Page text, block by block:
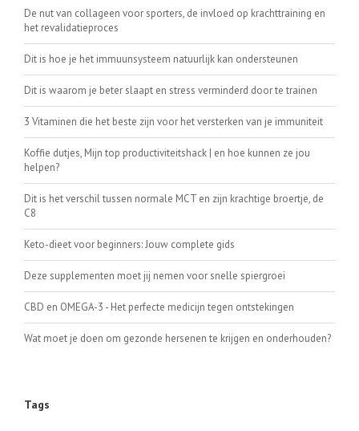
De nut van collageen voor sporters, de invloed op krachttraining en
het revalidatieproces
Dit is hoe je het immuunsysteem natuurlijk kan ondersteunen
Dit is waarom je beter slaapt en stress verminderd door te trainen
3 Vitaminen die het beste zijn voor het versterken van je immuniteit
Koffie dutjes, Mijn top productiviteitshack | en hoe kunnen ze jou
helpen?
Dit is het verschil tussen normale MCT en zijn krachtige broertje, de
C8
Keto-dieet voor beginners: Jouw complete gids
Deze supplementen moet jij nemen voor snelle spiergroei
CBD en OMEGA-3 - Het perfecte medicijn tegen ontstekingen
Wat moet je doen om gezonde hersenen te krijgen en onderhouden?
Tags